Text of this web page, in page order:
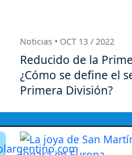
Noticias • OCT 13 / 2022
Reducido de la
¿Cómo se define el
Primera División?